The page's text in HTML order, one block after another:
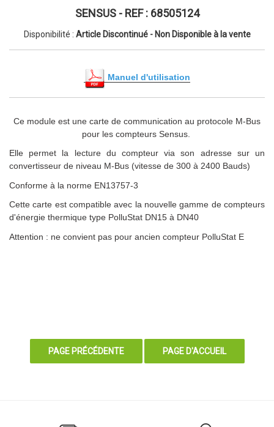
SENSUS - REF : 68505124
Disponibilité : Article Discontinué - Non Disponible à la vente
Manuel d'utilisation
Ce module est une carte de communication au protocole M-Bus
pour les compteurs Sensus.
Elle permet la lecture du compteur via son adresse sur un
convertisseur de niveau M-Bus (vitesse de 300 à 2400 Bauds)
Conforme à la norme EN13757-3
Cette carte est compatible avec la nouvelle gamme de compteurs
d'énergie thermique type PolluStat DN15 à DN40
Attention : ne convient pas pour ancien compteur PolluStat E